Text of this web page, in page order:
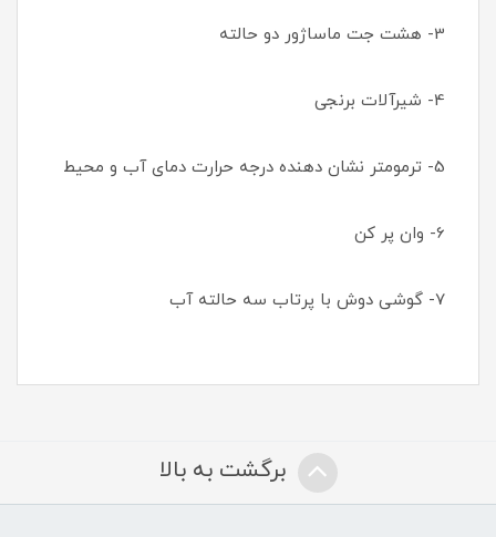
3- هشت جت ماساژور دو حالته
4- شیرآلات برنجی
5- ترمومتر نشان دهنده درجه حرارت دمای آب و محیط
6- وان پر کن
7- گوشی دوش با پرتاب سه حالته آب
برگشت به بالا